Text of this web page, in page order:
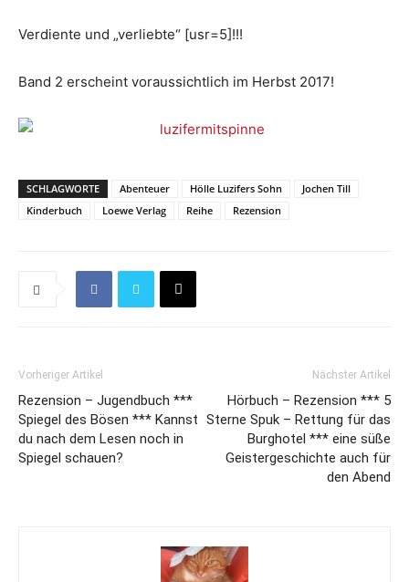
Verdiente und „verliebte“ [usr=5]!!!
Band 2 erscheint voraussichtlich im Herbst 2017!
SCHLAGWORTE Abenteuer Hölle Luzifers Sohn
Jochen Till
Kinderbuch
Loewe Verlag Reihe Rezension
Vorheriger Artikel
Rezension – Jugendbuch ***
Spiegel des Bösen *** Kannst
du nach dem Lesen noch in
Spiegel schauen?
Nächster Artikel
Hörbuch – Rezension *** 5
Sterne Spuk – Rettung für das
Burghotel *** eine süße
Geistergeschichte auch für
den Abend